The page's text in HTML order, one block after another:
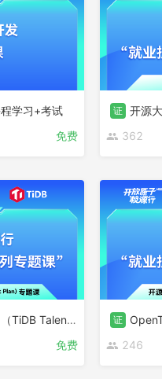
学习+考试
免费
证 开源
362
Plan导学课）
免费
证
246